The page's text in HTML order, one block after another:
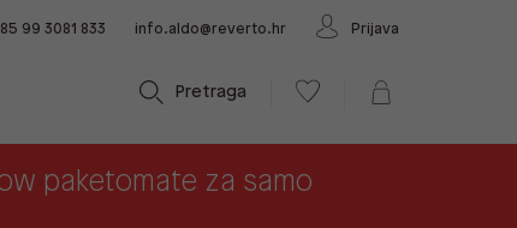
99 3081 833 info.aldo@reverto.hr Prijava
Pretraga
paketomate za samo